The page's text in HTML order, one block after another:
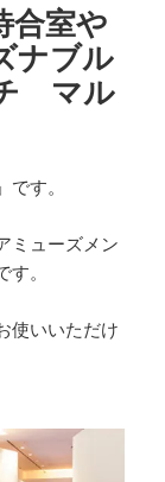
室や
ナブル
マル
す。
ミューズメン
。
使いいただけ